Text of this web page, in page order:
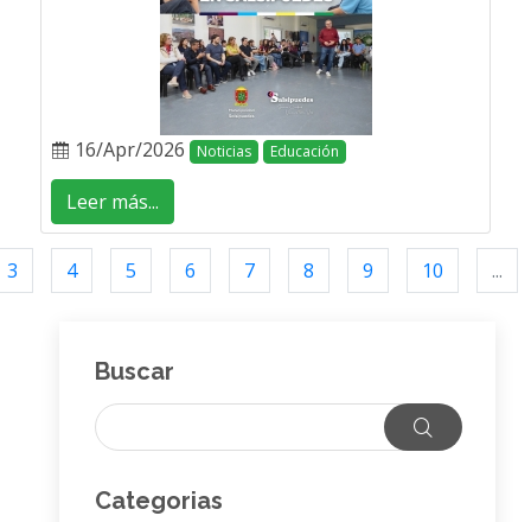
16/Apr/2026 Noticias Educación
Leer más...
3 4 5 6 7 8 9 10 ...
Buscar
Categorias